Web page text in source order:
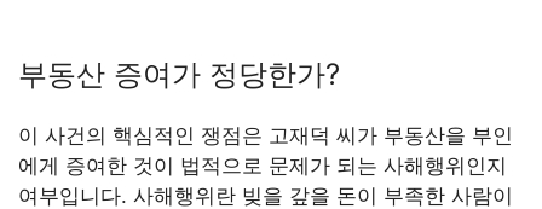
부동산 증여가 정당한가?
이 사건의 핵심적인 쟁점은 고재덕 씨가 부동산을 부인
에게 증여한 것이 법적으로 문제가 되는 사해행위인지
여부입니다. 사해행위란 빚을 갚을 돈이 부족한 사람이